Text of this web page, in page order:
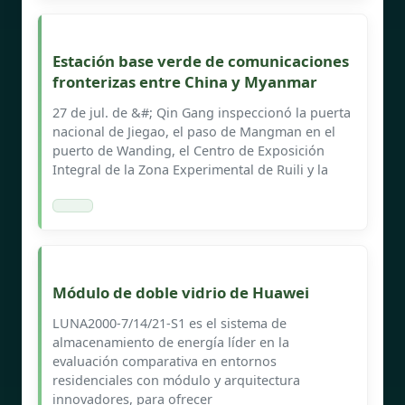
Estación base verde de comunicaciones
fronterizas entre China y Myanmar
27 de jul. de &#; Qin Gang inspeccionó la puerta
nacional de Jiegao, el paso de Mangman en el
puerto de Wanding, el Centro de Exposición
Integral de la Zona Experimental de Ruili y la
Módulo de doble vidrio de Huawei
LUNA2000-7/14/21-S1 es el sistema de
almacenamiento de energía líder en la
evaluación comparativa en entornos
residenciales con módulo y arquitectura
innovadores, para ofrecer